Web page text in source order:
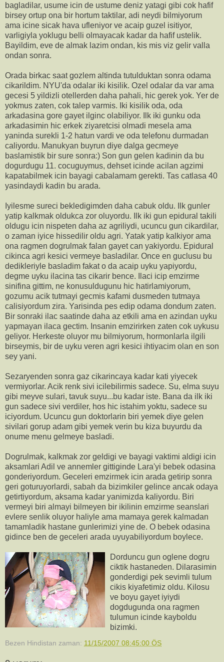
bagladilar, usume icin de ustume deniz yatagi gibi cok hafif
birsey ortup ona bir hortum taktilar, adi neydi bilmiyorum
ama icine sicak hava ufleniyor ve acaip guzel isitiyor,
varligiyla yoklugu belli olmayacak kadar da hafif ustelik.
Bayildim, eve de almak lazim ondan, kis mis viz gelir valla
ondan sonra.
Orada birkac saat gozlem altinda tutulduktan sonra odama
cikarildim. NYU'da odalar iki kisilik. Ozel odalar da var ama
gecesi 5 yildizli otellerden daha pahali, hic gerek yok. Yer de
yokmus zaten, cok talep varmis. Iki kisilik oda, oda
arkadasina gore gayet ilginc olabiliyor. Ilk iki gunku oda
arkadasimin hic erkek ziyaretcisi olmadi mesela ama
yaninda surekli 1-2 hatun vardi ve oda telefonu durmadan
caliyordu. Manukyan buyrun diye dalga gecmeye
baslamistik bir sure sonra:) Son gun gelen kadinin da bu
dogurdugu 11. cocuguymus, dehset icinde acilan agzimi
kapatabilmek icin bayagi cabalamam gerekti. Tas catlasa 40
yasindaydi kadin bu arada.
Iyilesme sureci bekledigimden daha cabuk oldu. Ilk gunler
yatip kalkmak oldukca zor oluyordu. Ilk iki gun epidural takili
oldugu icin nispeten daha az agriliydi, ucuncu gun cikardilar,
o zaman iyice hissedilir oldu agri. Yatak yatip kalkiyor ama
ona ragmen dogrulmak falan gayet can yakiyordu. Epidural
cikinca agri kesici vermeye basladilar. Once en guclusu bu
dedikleriyle basladim fakat o da acaip uyku yapiyordu,
degme uyku ilacina tas cikarir bence. Ilaci icip emzirme
sinifina gittim, ne konusuldugunu hic hatirlamiyorum,
gozumu acik tutmayi gecmis kafami dusmeden tutmaya
calisiyordum zira. Yarisinda pes edip odama dondum zaten.
Bir sonraki ilac saatinde daha az etkili ama en azindan uyku
yapmayan ilaca gectim. Insanin emzirirken zaten cok uykusu
geliyor. Herkeste oluyor mu bilmiyorum, hormonlarla ilgili
birseymis, bir de uyku veren agri kesici ihtiyacim olan en son
sey yani.
Sezaryenden sonra gaz cikarincaya kadar kati yiyecek
vermiyorlar. Acik renk sivi icilebilirmis sadece. Su, elma suyu
gibi meyve sulari, tavuk suyu...bu kadar iste. Bana da ilk iki
gun sadece sivi verdiler, hos hic istahim yoktu, sadece su
iciyordum. Ucuncu gun doktorlarin biri yemek diye gelen
sivilari gorup adam gibi yemek verin bu kiza buyurdu da
onume menu gelmeye basladi.
Dogrulmak, kalkmak zor geldigi ve bayagi vaktimi aldigi icin
aksamlari Adil ve annemler gittiginde Lara'yi bebek odasina
gonderiyordum. Geceleri emzirmek icin arada getirip sonra
geri goturuyorlardi, sabah da bizimkiler gelince ancak odaya
getirtiyordum, aksama kadar yanimizda kaliyordu. Biri
vermeyi biri almayi bilmeyen bir ikilinin emzirme seanslari
evlere senlik oluyor haliyle ama mamaya gerek kalmadan
tamamladik hastane gunlerimizi yine de. O bebek odasina
gidince ben de geceleri arada uyuyabiliyordum boylece.
Dorduncu gun oglene dogru
ciktik hastaneden. Dilarasimin
gonderdigi pek sevimli tulum
cikis kiyafetimiz oldu. Kilosu
ve boyu gayet iyiydi
dogdugunda ona ragmen
tulumun icinde kayboldu
bizimki.
Bezen Hindistan zaman: 11/15/2007 08:45:00 ÖS